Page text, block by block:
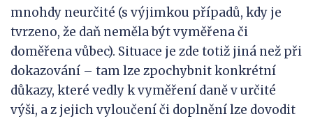
mnohdy neurčité (s výjimkou případů, kdy je
tvrzeno, že daň neměla být vyměřena či
doměřena vůbec). Situace je zde totiž jiná než při
dokazování – tam lze zpochybnit konkrétní
důkazy, které vedly k vyměření daně v určité
výši, a z jejich vyloučení či doplnění lze dovodit